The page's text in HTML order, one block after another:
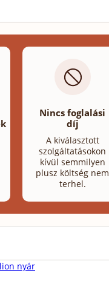
Nincs foglalási
díj
A kiválasztott
szolgáltatásokon
kívül semmilyen
plusz költség nem
terhel.